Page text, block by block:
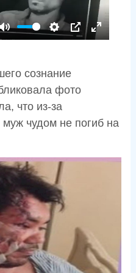
M
t
e
S
t
t
s
P
E
e
сознание
фото
что из-за
муж чудом не погиб на